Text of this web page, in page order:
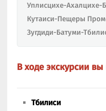
Уплисцихе-
Кутаиси-Пещеры
Зугдиди-Батуми-
В ходе экскурсии вы
Тбилиси